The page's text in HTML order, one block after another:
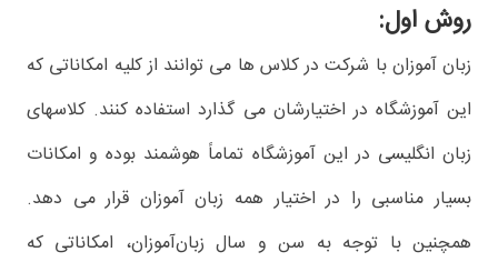
روش اول:
زبان آموزان با شرکت در کلاس ها می توانند از کلیه امکاناتی که
این آموزشگاه در اختیارشان می گذارد استفاده کنند. کلاسهای
زبان انگلیسی در این آموزشگاه تماماً هوشمند بوده و امکانات
بسیار مناسبی را در اختیار همه زبان آموزان قرار می دهد.
همچنین با توجه به سن و سال زبان‌آموزان، امکاناتی که